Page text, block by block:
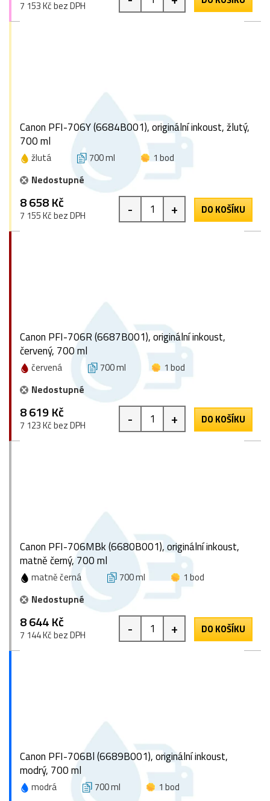
7 153 Kč bez DPH
Canon PFI-706Y (6684B001), originální inkoust, žlutý,
700 ml
žlutá 700 ml
1 bod
Nedostupné
8 658 Kč
7 155 Kč bez DPH - + DO KOŠÍKU
Canon PFI-706R (6687B001), originální inkoust,
červený, 700 ml
červená 700 ml
1 bod
Nedostupné
8 619 Kč
7 123 Kč bez DPH - + DO KOŠÍKU
Canon PFI-706MBk (6680B001), originální inkoust,
matně černý, 700 ml
matně černá 700 ml
1 bod
Nedostupné
8 644 Kč
7 144 Kč bez DPH - + DO KOŠÍKU
Canon PFI-706Bl (6689B001), originální inkoust,
modrý, 700 ml
modrá 700 ml
1 bod